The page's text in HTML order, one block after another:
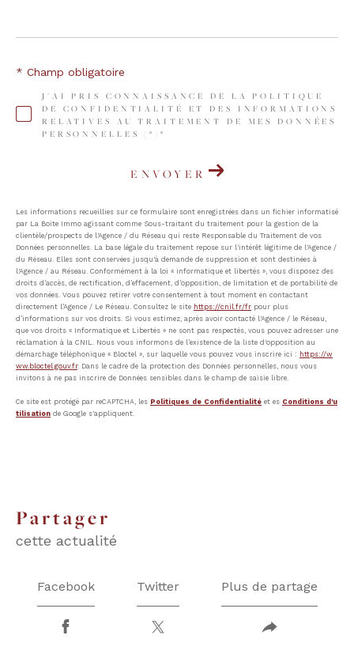
J'AI PRIS CONNAISSANCE DE LA POLITIQUE
DE CONFIDENTIALITÉ ET DES INFORMATIONS
RELATIVES AU TRAITEMENT DE MES DONNÉES
PERSONNELLES (*)*
* Champ obligatoire
ENVOYER
Les informations recueillies sur ce formulaire sont enregistrées dans un fichier informatisé
par La Boite Immo agissant comme Sous-traitant du traitement pour la gestion de la
clientèle/prospects de l'Agence / du Réseau qui reste Responsable du Traitement de vos
Données personnelles. La base légale du traitement repose sur l'intérêt légitime de l'Agence /
du Réseau. Elles sont conservées jusqu'à demande de suppression et sont destinées à
l'Agence / au Réseau. Conformément à la loi « informatique et libertés », vous disposez des
droits d’accès, de rectification, d’effacement, d’opposition, de limitation et de portabilité de
vos données. Vous pouvez retirer votre consentement à tout moment en contactant
directement l’Agence / Le Réseau. Consultez le site https://cnil.fr/fr pour plus
d’informations sur vos droits. Si vous estimez, après avoir contacté l'Agence / le Réseau,
que vos droits « Informatique et Libertés » ne sont pas respectés, vous pouvez adresser une
réclamation à la CNIL. Nous vous informons de l’existence de la liste d'opposition au
démarchage téléphonique « Bloctel », sur laquelle vous pouvez vous inscrire ici : https://w
ww.bloctel.gouv.fr. Dans le cadre de la protection des Données personnelles, nous vous
invitons à ne pas inscrire de Données sensibles dans le champ de saisie libre.
Ce site est protégé par reCAPTCHA, les Politiques de Confidentialité et es Conditions d'u
tilisation de Google s'appliquent.
partager
cette actualité
Facebook Twitter Plus de partage